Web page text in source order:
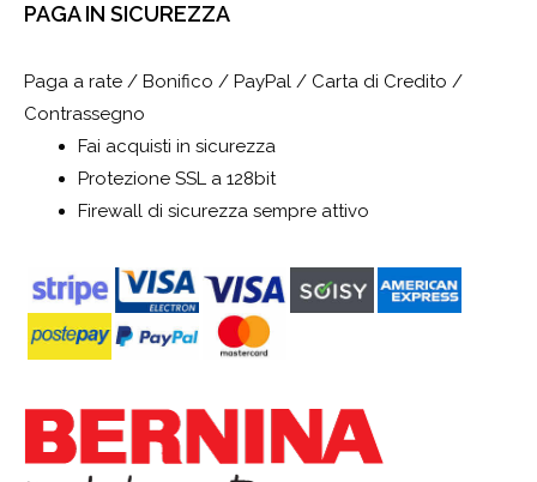
PAGA IN SICUREZZA
Paga a rate / Bonifico / PayPal / Carta di Credito /
Contrassegno
Fai acquisti in sicurezza
Protezione SSL a 128bit
Firewall di sicurezza sempre attivo